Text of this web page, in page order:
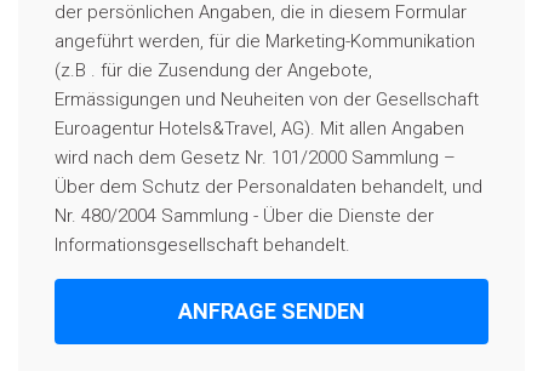
der persönlichen Angaben, die in diesem Formular
angeführt werden, für die Marketing-Kommunikation
(z.B . für die Zusendung der Angebote,
Ermässigungen und Neuheiten von der Gesellschaft
Euroagentur Hotels&Travel, AG). Mit allen Angaben
wird nach dem Gesetz Nr. 101/2000 Sammlung –
Über dem Schutz der Personaldaten behandelt, und
Nr. 480/2004 Sammlung - Über die Dienste der
Informationsgesellschaft behandelt.
ANFRAGE SENDEN